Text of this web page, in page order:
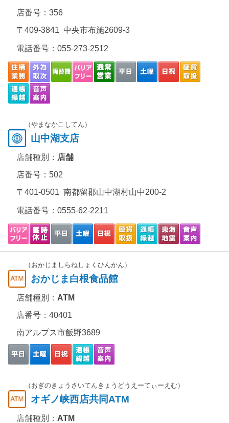
店番号：356
〒409-3841 中央市布施2609-3
電話番号： 055-273-2512
（やまなかこしてん）
山中湖支店
店舗種別： 店舗
店番号：502
〒401-0501 南都留郡山中湖村山中200-2
電話番号： 0555-62-2211
（おかじましらねしょくひんかん）
おかじま白根食品館
店舗種別： ATM
店番号：40401
南アルプス市飯野3689
（おぎのきょうさいてんきょうどうえーてぃーえむ）
オギノ峡西店共同ATM
店舗種別： ATM